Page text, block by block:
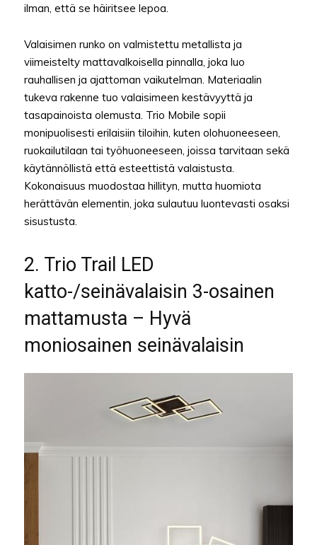
ilman, että se häiritsee lepoa.
Valaisimen runko on valmistettu metallista ja
viimeistelty mattavalkoisella pinnalla, joka luo
rauhallisen ja ajattoman vaikutelman. Materiaalin
tukeva rakenne tuo valaisimeen kestävyyttä ja
tasapainoista olemusta. Trio Mobile sopii
monipuolisesti erilaisiin tiloihin, kuten olohuoneeseen,
ruokailutilaan tai työhuoneeseen, joissa tarvitaan sekä
käytännöllistä että esteettistä valaistusta.
Kokonaisuus muodostaa hillityn, mutta huomiota
herättävän elementin, joka sulautuu luontevasti osaksi
sisustusta.
2. Trio Trail LED
katto-/seinävalaisin 3-osainen
mattamusta – Hyvä
moniosainen seinävalaisin